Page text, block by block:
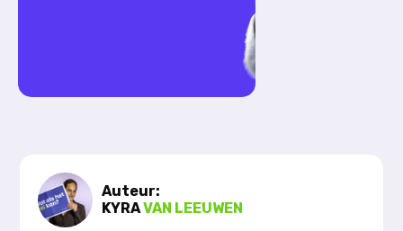
Auteur:
KYRAVAN LEEUWEN